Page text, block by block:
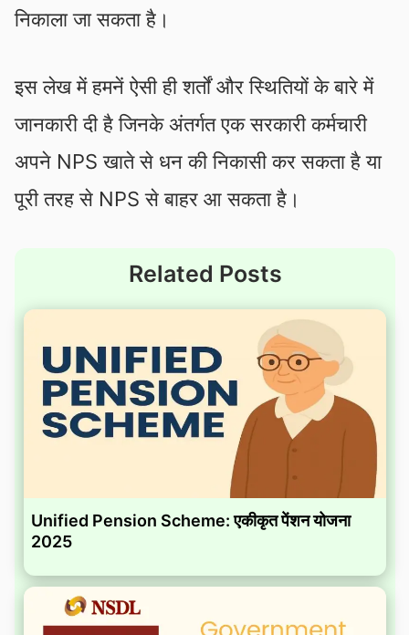
निकाला जा सकता है।
इस लेख में हमनें ऐसी ही शर्तों और स्थितियों के बारे में
जानकारी दी है जिनके अंतर्गत एक सरकारी कर्मचारी
अपने NPS खाते से धन की निकासी कर सकता है या
पूरी तरह से NPS से बाहर आ सकता है।
Related Posts
Unified Pension Scheme: एकीकृत पेंशन योजना
2025